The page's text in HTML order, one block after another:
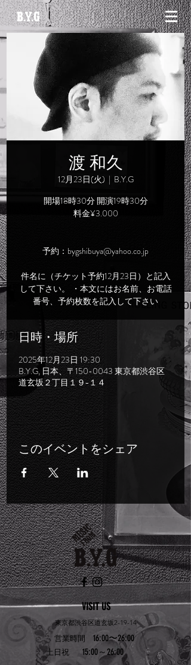
渡 和久
12月23日(火)
  |
B.Y.G
開場18時30分 開演19時30分
料金¥3.000
予約：bygshibuya@yahoo.co.jp
件名に（チケット予約12月23日）と記入
して下さい。 ・本文にはお名前、お電話
番号、予約枚数を記入して下さい
日時・場所
2025年12月23日 19:30
B.Y.G, 日本、〒150-0043 東京都渋谷区
道玄坂２丁目１９−１４
このイベントをシェア
VISIT US
東京都渋谷区道玄坂2-19-14
営業時間 16:00〜26:00
土日祝15:00～26:00